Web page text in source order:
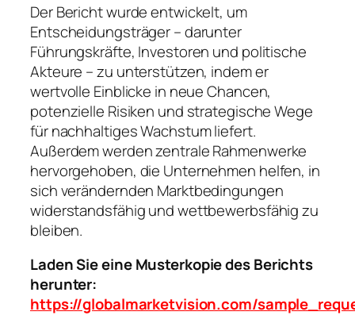
Der Bericht wurde entwickelt, um
Entscheidungsträger – darunter
Führungskräfte, Investoren und politische
Akteure – zu unterstützen, indem er
wertvolle Einblicke in neue Chancen,
potenzielle Risiken und strategische Wege
für nachhaltiges Wachstum liefert.
Außerdem werden zentrale Rahmenwerke
hervorgehoben, die Unternehmen helfen, in
sich verändernden Marktbedingungen
widerstandsfähig und wettbewerbsfähig zu
bleiben.
Laden Sie eine Musterkopie des Berichts
herunter:
https://globalmarketvision.com/